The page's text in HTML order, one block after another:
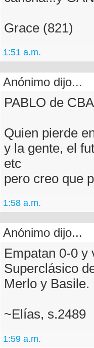
Grace (821)
1:51 a.m.
Anónimo dijo...
PABLO de CBA
Quien pierde
y la gente, el
etc
pero creo que
1:58 a.m.
Anónimo dijo...
Empatan 0-0 y
Superclásico
Merlo y Basile.
~Elías, s.2489
1:59 a.m.